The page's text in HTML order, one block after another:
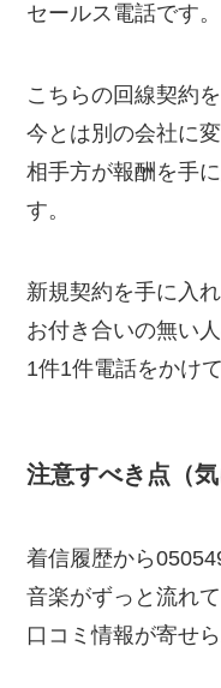
セールス電話です。
こちらの回線契約を
今とは別の会社に変
相手方が報酬を手
す。
新規契約を手に入
お付き合いの無い
1件1件電話をかけ
注意すべき点（気
着信履歴から
音楽がずっと流れ
口コミ情報が寄せ